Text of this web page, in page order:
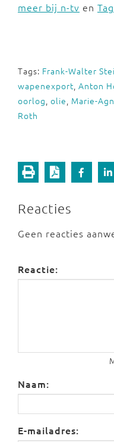
meer bij n-tv en
Tags: Frank-Walter
wapenexport, Anton
oorlog, olie, Marie-
Roth
Reacties
Geen reacties
Reactie:
Naam:
E-mailadres: